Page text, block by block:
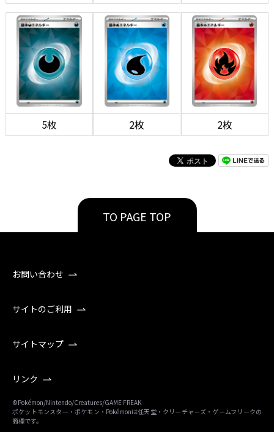
5枚 2枚 2枚
TO PAGE TOP
お問い合わせ
サイトのご利用
サイトマップ
リンク
©Pokémon/Nintendo/Creatures/GAME FREAK
ポケットモンスター・ポケモン・Pokémonは任天堂・クリーチャーズ・ゲームフリークの
商標です。